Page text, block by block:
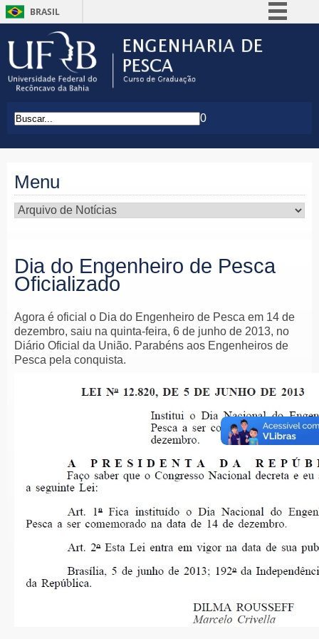
BRASIL
Legislação
Canais
0
Menu
Dia do Engenheiro de Pesca
Oficializado
Agora é oficial o Dia do Engenheiro de Pesca em 14 de
dezembro, saiu na quinta-feira, 6 de junho de 2013, no
Diário Oficial da União. Parabéns aos Engenheiros de
Pesca pela conquista.